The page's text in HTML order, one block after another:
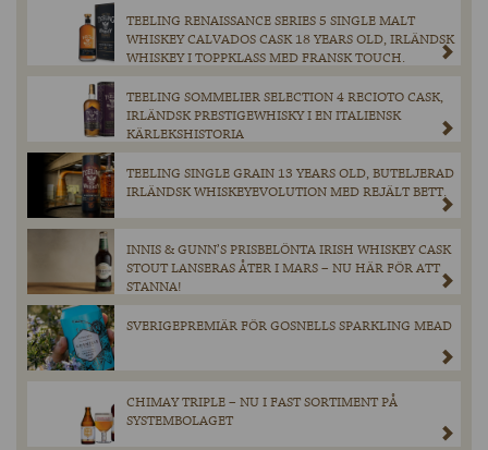
TEELING RENAISSANCE SERIES 5 SINGLE MALT
WHISKEY CALVADOS CASK 18 YEARS OLD, IRLÄNDSK
WHISKEY I TOPPKLASS MED FRANSK TOUCH.
TEELING SOMMELIER SELECTION 4 RECIOTO CASK,
IRLÄNDSK PRESTIGEWHISKY I EN ITALIENSK
KÄRLEKSHISTORIA
TEELING SINGLE GRAIN 13 YEARS OLD, BUTELJERAD
IRLÄNDSK WHISKEYEVOLUTION MED REJÄLT BETT.
INNIS & GUNN’S PRISBELÖNTA IRISH WHISKEY CASK
STOUT LANSERAS ÅTER I MARS – NU HÄR FÖR ATT
STANNA!
SVERIGEPREMIÄR FÖR GOSNELLS SPARKLING MEAD
CHIMAY TRIPLE – NU I FAST SORTIMENT PÅ
SYSTEMBOLAGET